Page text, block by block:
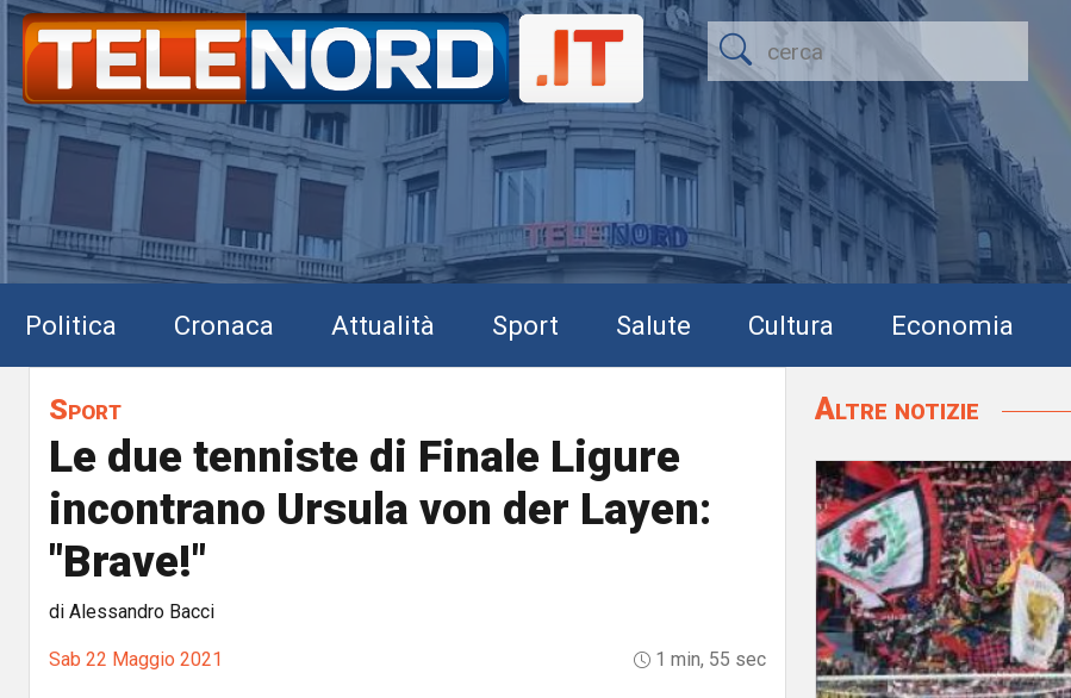
Politica Cronaca Attualità Sport Salute Cultura Economia
Sport
Le due tenniste di Finale Ligure
incontrano Ursula von der Layen:
"Brave!"
di Alessandro Bacci
Sab 22 Maggio 2021 1 min, 55 sec
Altre notizie